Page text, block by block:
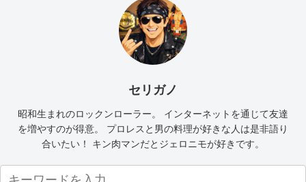
セリガノ
昭和生まれのロックンローラー。 インターネットを通じて友達
を増やすのが得意。 プロレスと男の料理が好きな人は是非語り
合いたい！ キン肉マンだとジェロニモが好きです。